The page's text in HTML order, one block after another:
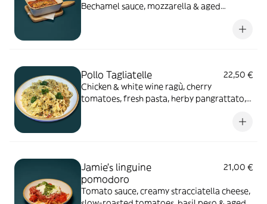
Bechamel sauce, mozzarella & aged
Pollo Tagliatelle
22,50 €
Chicken & white wine ragù, cherry
tomatoes, fresh pasta, herby pangrattato,
Jamie's linguine
pomodoro
21,00 €
Tomato sauce, creamy stracciatella cheese,